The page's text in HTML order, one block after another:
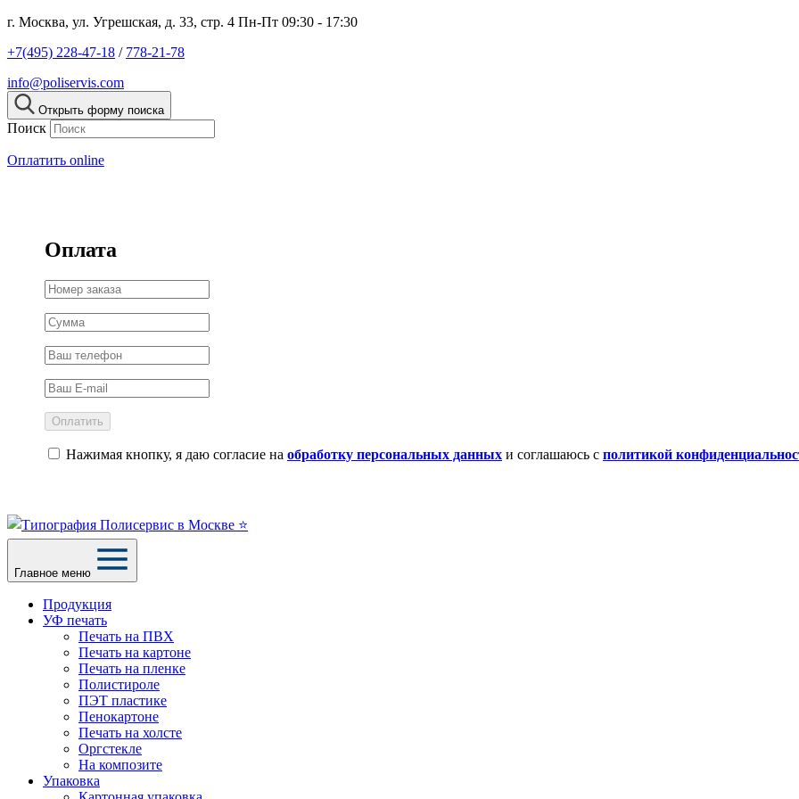
г. Москва, ул. Угрешская, д. 33, стр. 4 Пн-Пт 09:30 - 17:30
+7(495) 228-47-18 / 778-21-78
info@poliservis.com
Открыть форму поиска
Поиск
Оплатить online
Оплата
Оплатить
Нажимая кнопку, я даю согласие на обработку персональных данных и соглашаюсь с политикой
Главное меню
Продукция
УФ печать
Печать на ПВХ
Печать на картоне
Печать на пленке
Полистироле
ПЭТ пластике
Пенокартоне
Печать на холсте
Оргстекле
На композите
Упаковка